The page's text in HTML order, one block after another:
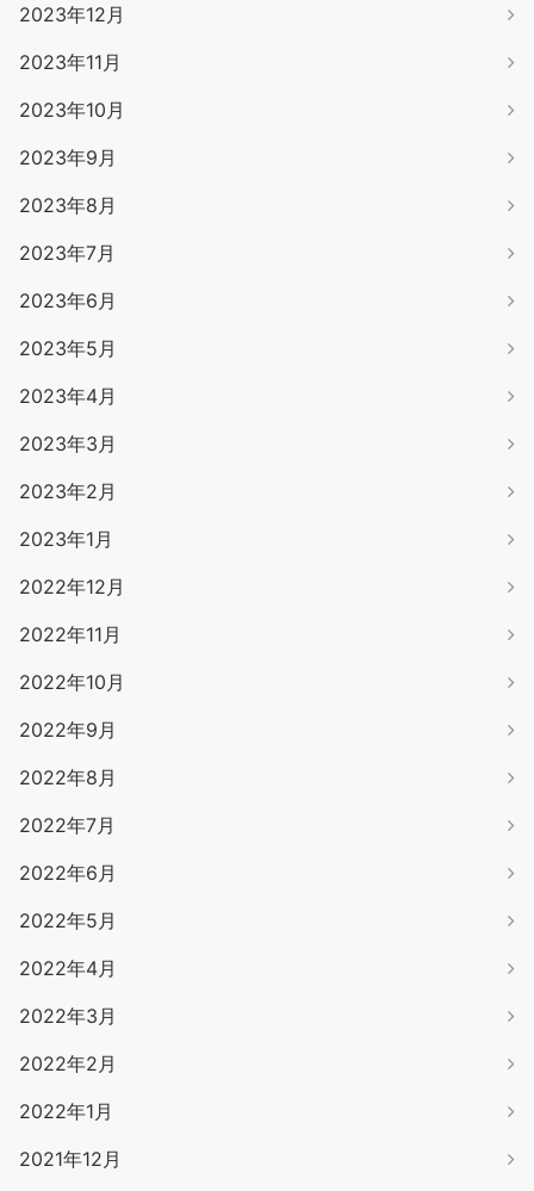
2023年12月
2023年11月
2023年10月
2023年9月
2023年8月
2023年7月
2023年6月
2023年5月
2023年4月
2023年3月
2023年2月
2023年1月
2022年12月
2022年11月
2022年10月
2022年9月
2022年8月
2022年7月
2022年6月
2022年5月
2022年4月
2022年3月
2022年2月
2022年1月
2021年12月